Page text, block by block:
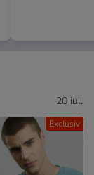
Exclusiv
20 iul.